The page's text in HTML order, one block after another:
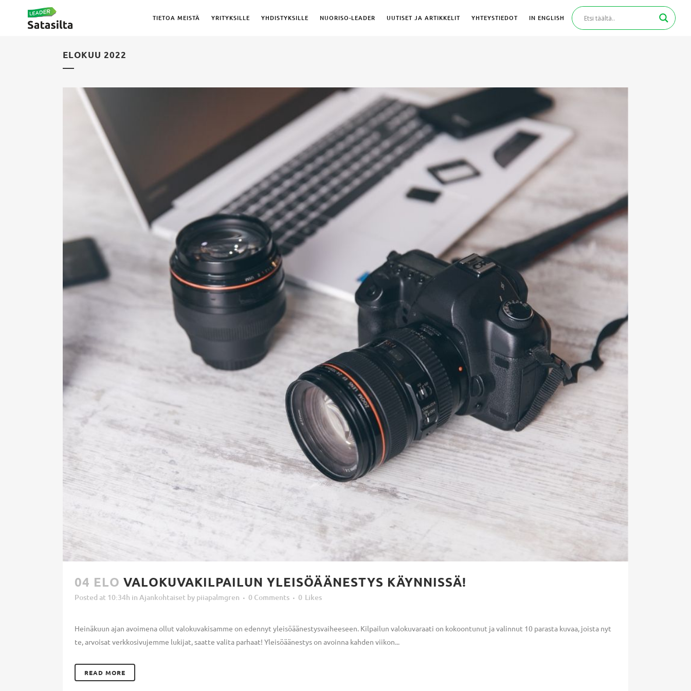
TIETOA MEISTÄ YRITYKSILLE YHDISTYKSILLE NUORISO-LEADER UUTISET JA ARTIKKELIT YHTEYSTIEDOT IN ENGLISH
ELOKUU 2022
04 ELO VALOKUVAKILPAILUN YLEISÖÄÄNESTYS KÄYNNISSÄ!
Posted at 10:34h in Ajankohtaiset by piiapalmgren 0 Comments 0 Likes
Heinäkuun ajan avoimena ollut valokuvakisamme on edennyt yleisöäänestysvaiheeseen. Kilpailun valokuvaraati on kokoontunut ja valinnut 10 parasta kuvaa, joista nyt
te, arvoisat verkkosivujemme lukijat, saatte valita parhaat! Yleisöäänestys on avoinna kahden viikon...
READ MORE